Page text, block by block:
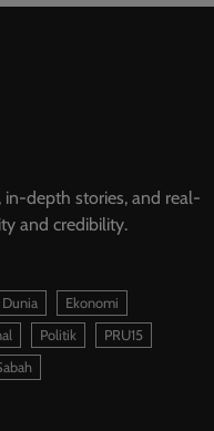
in-depth stories, and real-
and credibility.
Dunia
Ekonomi
Politik
PRU15